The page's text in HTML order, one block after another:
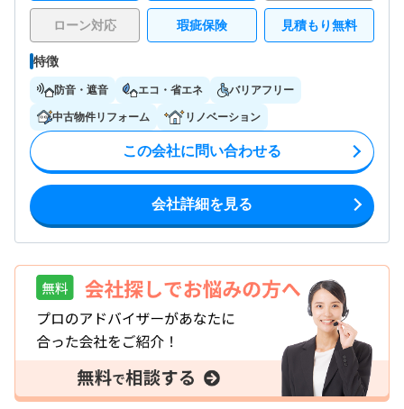
ローン対応 瑕疵保険 見積もり無料
特徴
防音・遮音 エコ・省エネ バリアフリー
中古物件リフォーム リノベーション
この会社に問い合わせる
会社詳細を見る